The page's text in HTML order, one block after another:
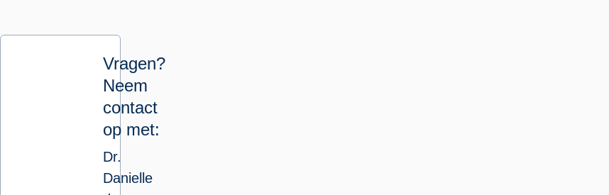
Vragen?
Neem
contact
op met:
Dr.
Danielle